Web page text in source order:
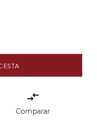
compare_arrows
Comparar